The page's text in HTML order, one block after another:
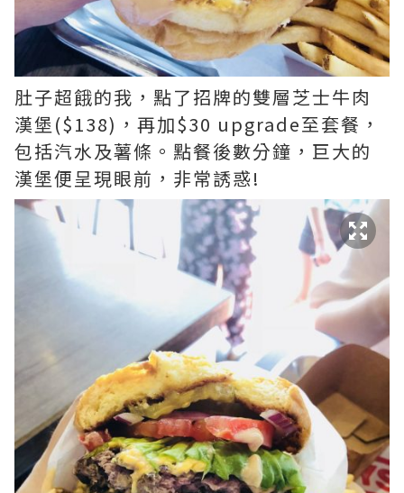
肚子超餓的我，點了招牌的雙層芝士牛肉
漢堡($138)，再加$30 upgrade至套餐，
包括汽水及薯條。點餐後數分鐘，巨大的
漢堡便呈現眼前，非常誘惑!